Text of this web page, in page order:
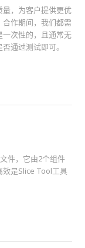
，为客户提供更优
作期间，我们都需
次性的，且通常无
通过测试即可。
件，它由2个组件
效是Slice Tool工具